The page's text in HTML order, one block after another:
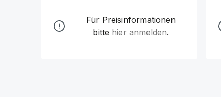
Für Preisinformationen
bitte hier anmelden.